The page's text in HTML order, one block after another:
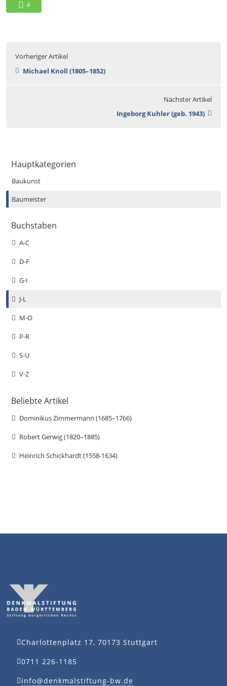
4
Vorheriger Artikel
Michael Knoll (1805–1852)
Nächster Artikel
Ingeborg Kuhler (geb. 1943)
Hauptkategorien
Baukunst
Baumeister
Buchstaben
A-C
D-F
G-I
J-L
M-O
P-R
S-U
V-Z
Beliebte Artikel
Dominikus Zimmermann (1685–1766)
Robert Gerwig (1820–1885)
Heinrich Schickhardt (1558-1634)
Charlottenplatz 17, 70173 Stuttgart
0711 226-1185
info@denkmalstiftung-bw.de